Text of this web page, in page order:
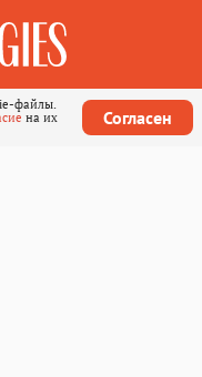
файлы.
на их
Согласен